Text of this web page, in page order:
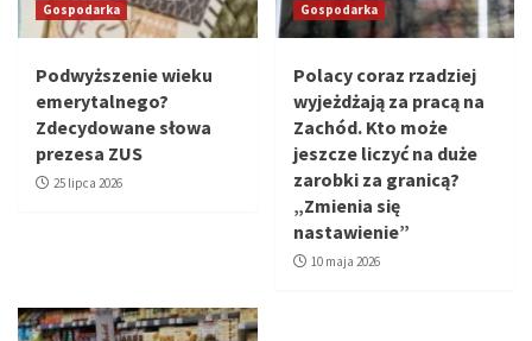
Gospodarka
Podwyższenie wieku
emerytalnego?
Zdecydowane słowa
prezesa ZUS
25 lipca 2026
Gospodarka
Polacy coraz rzadziej
wyjeżdżają za pracą na
Zachód. Kto może
jeszcze liczyć na duże
zarobki za granicą?
„Zmienia się
nastawienie”
10 maja 2026